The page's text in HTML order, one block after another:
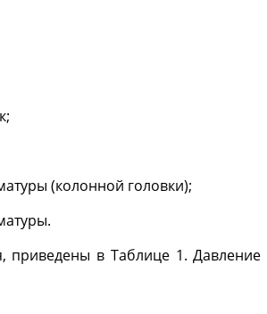
(колонной головки);
приведены в Таблице 1.